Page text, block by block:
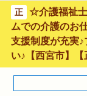
正
☆介護福祉
ムでの介護のお
支援制度が充実
い♪【西宮市】